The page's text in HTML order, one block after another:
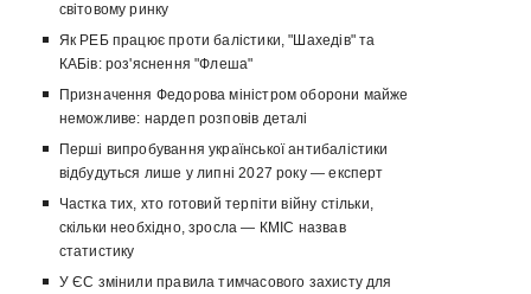
світовому ринку
Як РЕБ працює проти балістики, "Шахедів" та
КАБів: роз'яснення "Флеша"
Призначення Федорова міністром оборони майже
неможливе: нардеп розповів деталі
Перші випробування української антибалістики
відбудуться лише у липні 2027 року — експерт
Частка тих, хто готовий терпіти війну стільки,
скільки необхідно, зросла — КМІС назвав
статистику
У ЄС змінили правила тимчасового захисту для